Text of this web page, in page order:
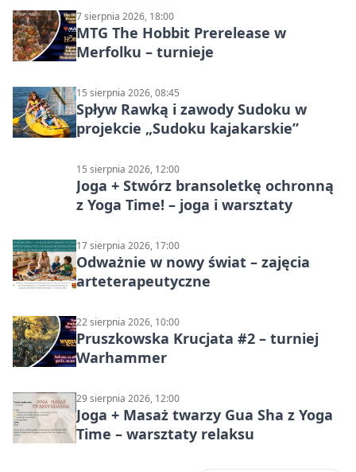
7 sierpnia 2026, 18:00
MTG The Hobbit Prerelease w
Merfolku – turnieje
15 sierpnia 2026, 08:45
Spływ Rawką i zawody Sudoku w
projekcie „Sudoku kajakarskie”
15 sierpnia 2026, 12:00
Joga + Stwórz bransoletkę ochronną
z Yoga Time! – joga i warsztaty
17 sierpnia 2026, 17:00
Odważnie w nowy świat – zajęcia
arteterapeutyczne
22 sierpnia 2026, 10:00
Pruszkowska Krucjata #2 – turniej
Warhammer
29 sierpnia 2026, 12:00
Joga + Masaż twarzy Gua Sha z Yoga
Time – warsztaty relaksu